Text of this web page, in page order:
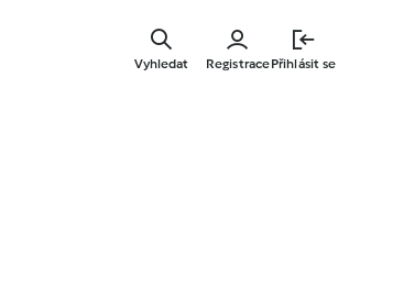
hlavnímu
RegistracePřihlásit se
Vyhledat